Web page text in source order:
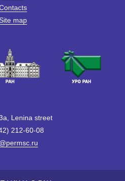
Site map
Lenina street
212-60-08